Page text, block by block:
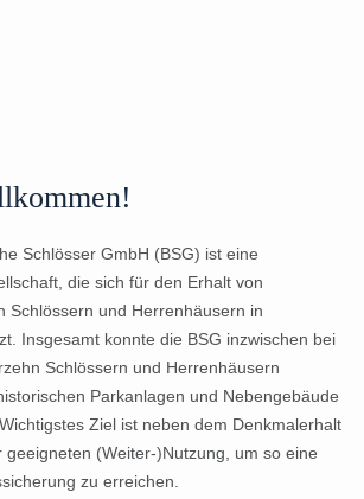
Schlösser GmbH (BSG) ist eine
die sich für den Erhalt von
Schlössern und Herrenhäusern in
Insgesamt konnte die BSG inzwischen bei
Schlössern und Herrenhäusern
Parkanlagen und Nebengebäude
Ziel ist neben dem Denkmalerhalt
geeigneten (Weiter-)Nutzung, um so eine
zu erreichen.